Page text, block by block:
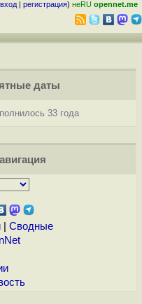
вход | регистрация) неRU opennet.me
даты
33 года
| Сводные